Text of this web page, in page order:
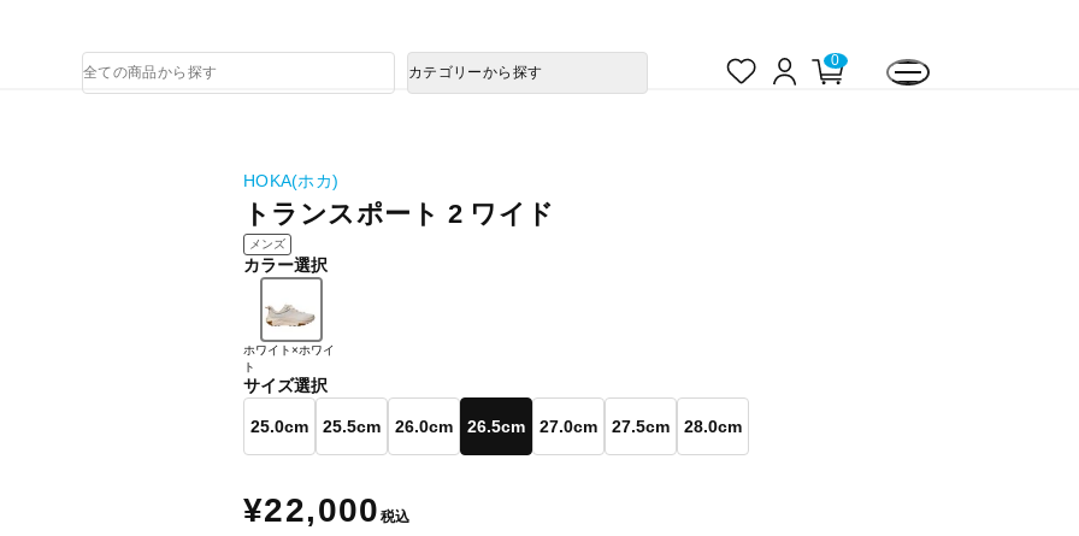
ロ
0
品
検
カテゴリーから探す
HOKA(ホカ)
トランスポート 2 ワイド
メンズ
カラー選択
ホワイト×ホワイ
ト
サイズ選択
25.0cm 25.5cm 26.0cm 26.5cm 27.0cm 27.5cm 28.0cm
¥22,000 税込